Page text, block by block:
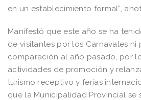
en un establecimiento formal”,
Manifestó que este año se ha
de visitantes por los Carnavales ni
comparación al año pasado, por
actividades de promoción y
turismo receptivo y ferias
que la Municipalidad Provincial se